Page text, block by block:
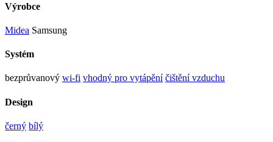
Výrobce
Midea Samsung
Systém
bezprůvanový wi-fi vhodný pro vytápění čištění vzduchu
Design
černý bílý